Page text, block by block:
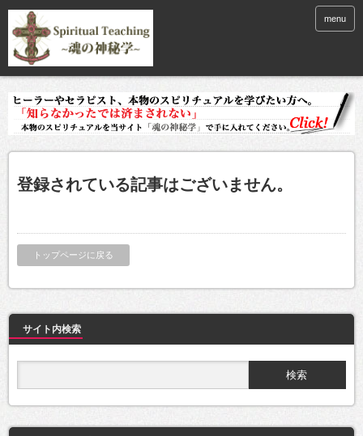
menu
登録されている記事はございません。
トップページに戻る
サイト内検索